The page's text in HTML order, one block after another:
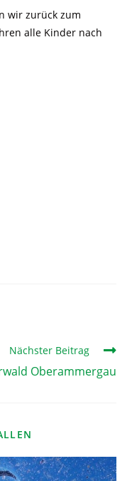
wir zurück zum
alle Kinder nach
Nächster Beitrag
Oberammergau